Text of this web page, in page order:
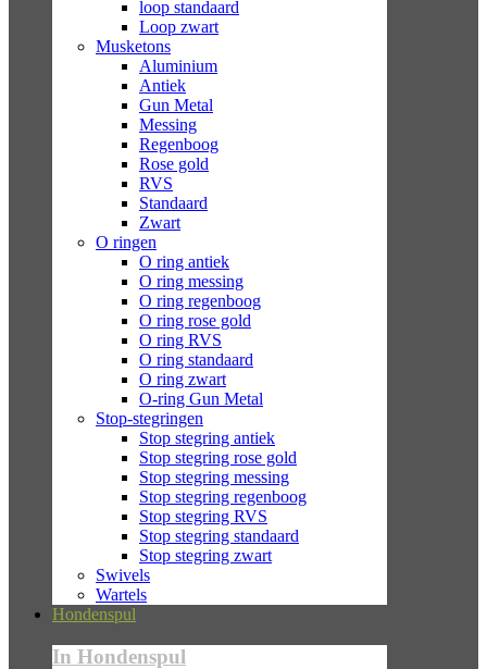
loop standaard
Loop zwart
Musketons
Aluminium
Antiek
Gun Metal
Messing
Regenboog
Rose gold
RVS
Standaard
Zwart
O ringen
O ring antiek
O ring messing
O ring regenboog
O ring rose gold
O ring RVS
O ring standaard
O ring zwart
O-ring Gun Metal
Stop-stegringen
Stop stegring antiek
Stop stegring rose gold
Stop stegring messing
Stop stegring regenboog
Stop stegring RVS
Stop stegring standaard
Stop stegring zwart
Swivels
Wartels
Hondenspul
In Hondenspul